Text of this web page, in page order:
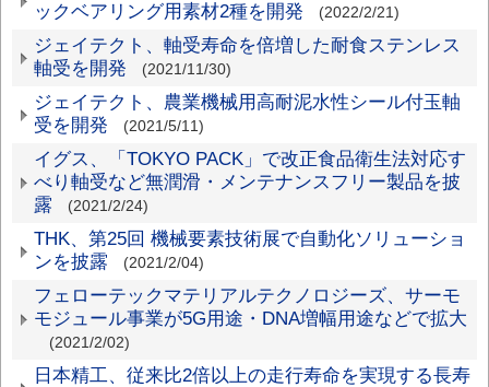
ックベアリング用素材2種を開発
(2022/2/21)
ジェイテクト、軸受寿命を倍増した耐食ステンレス
軸受を開発
(2021/11/30)
ジェイテクト、農業機械用高耐泥水性シール付玉軸
受を開発
(2021/5/11)
イグス、「TOKYO PACK」で改正食品衛生法対応す
べり軸受など無潤滑・メンテナンスフリー製品を披
露
(2021/2/24)
THK、第25回 機械要素技術展で自動化ソリューショ
ンを披露
(2021/2/04)
フェローテックマテリアルテクノロジーズ、サーモ
モジュール事業が5G用途・DNA増幅用途などで拡大
(2021/2/02)
日本精工、従来比2倍以上の走行寿命を実現する長寿